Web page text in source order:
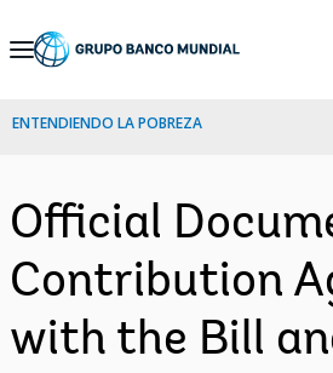
Skip
Navigation
ENTENDIENDO LA POBREZA
Official
Contribution
with the Bill